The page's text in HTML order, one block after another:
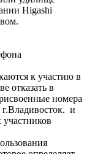
Higashi
к участию в
отказать в
номера
г.Владивосток. и